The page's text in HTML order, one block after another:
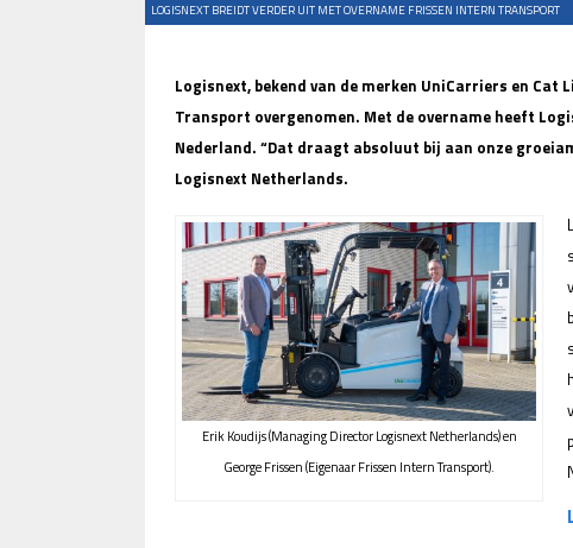
LOGISNEXT BREIDT VERDER UIT MET OVERNAME FRISSEN INTERN TRANSPORT
Logisnext, bekend van de merken UniCarriers en
Transport overgenomen. Met de overname heeft
Nederland. “Dat draagt absoluut bij aan onze
Logisnext Netherlands.
Erik Koudijs (Managing Director Logisnext Netherlands) en
George Frissen (Eigenaar Frissen Intern Transport).